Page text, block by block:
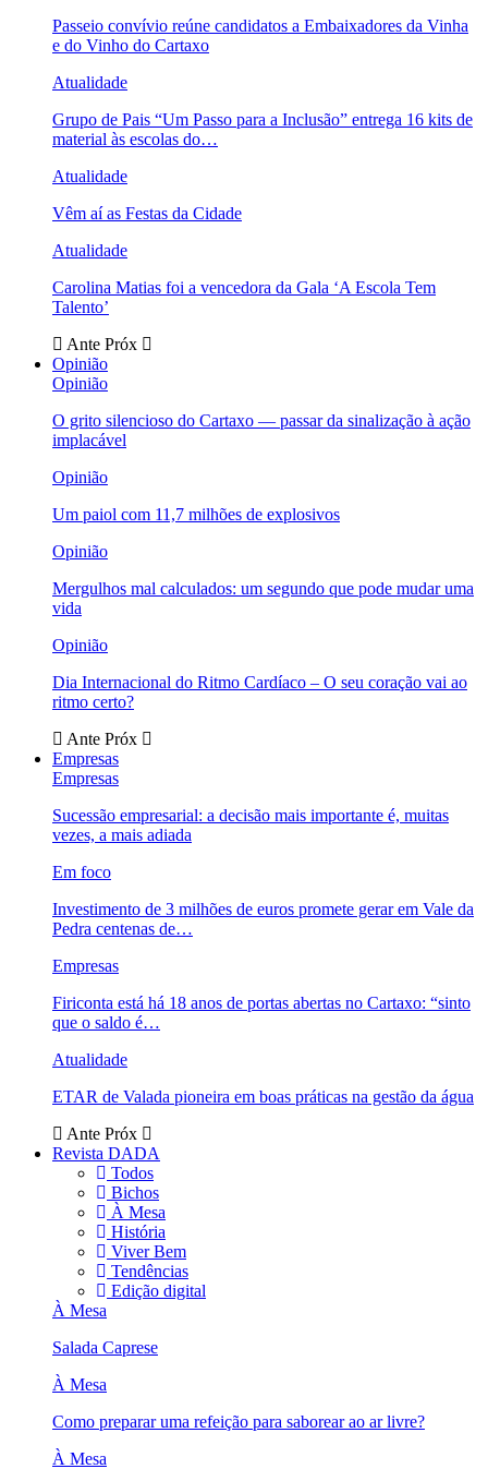
Passeio convívio reúne candidatos a Embaixadores da Vinha
e do Vinho do Cartaxo
Atualidade
Grupo de Pais “Um Passo para a Inclusão” entrega 16 kits de
material às escolas do…
Atualidade
Vêm aí as Festas da Cidade
Atualidade
Carolina Matias foi a vencedora da Gala ‘A Escola Tem
Talento’
Ante Próx
Opinião
Opinião
O grito silencioso do Cartaxo — passar da sinalização à ação
implacável
Opinião
Um paiol com 11,7 milhões de explosivos
Opinião
Mergulhos mal calculados: um segundo que pode mudar uma
vida
Opinião
Dia Internacional do Ritmo Cardíaco – O seu coração vai ao
ritmo certo?
Ante Próx
Empresas
Empresas
Sucessão empresarial: a decisão mais importante é, muitas
vezes, a mais adiada
Em foco
Investimento de 3 milhões de euros promete gerar em Vale da
Pedra centenas de…
Empresas
Firiconta está há 18 anos de portas abertas no Cartaxo: “sinto
que o saldo é…
Atualidade
ETAR de Valada pioneira em boas práticas na gestão da água
Ante Próx
Revista DADA
Todos
Bichos
À Mesa
História
Viver Bem
Tendências
Edição digital
À Mesa
Salada Caprese
À Mesa
Como preparar uma refeição para saborear ao ar livre?
À Mesa